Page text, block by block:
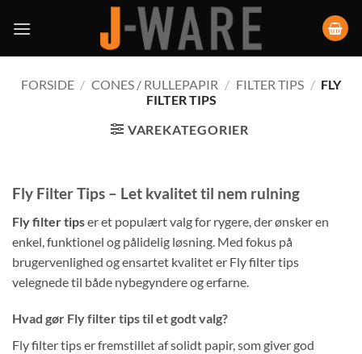
FORSIDE / CONES / RULLEPAPIR / FILTER TIPS / FLY
FILTER TIPS
VAREKATEGORIER
Fly Filter Tips – Let kvalitet til nem rulning
Fly filter tipser et populært valg for rygere, der ønsker en
enkel, funktionel og pålidelig løsning. Med fokus på
brugervenlighed og ensartet kvalitet er Fly filter tips
velegnede til både nybegyndere og erfarne.
Hvad gør Fly filter tips til et godt valg?
Fly filter tips er fremstillet af solidt papir, som giver god